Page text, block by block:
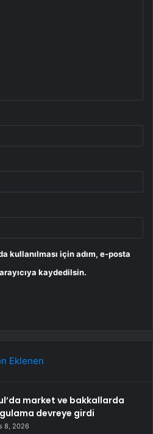
kullanılması için adım, e-posta
kaydedilsin.
Eklenen
market ve bakkallarda
devreye girdi
8, 2026